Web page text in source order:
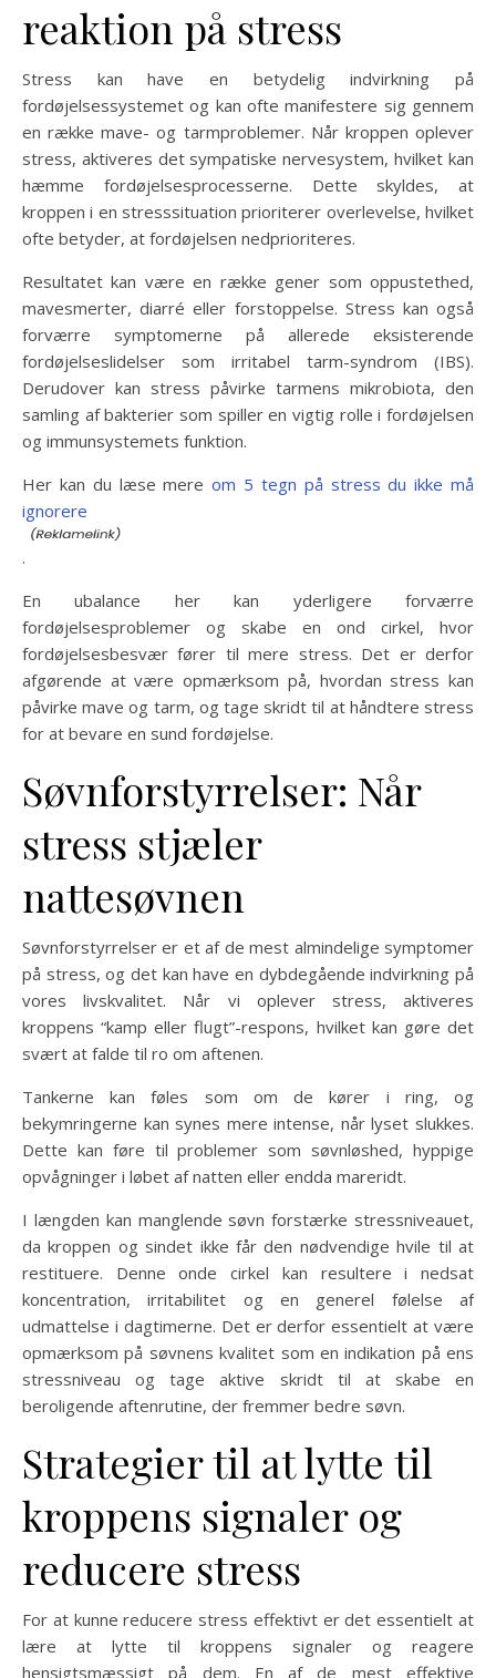
reaktion på stress
Stress kan have en betydelig indvirkning på
fordøjelsessystemet og kan ofte manifestere sig gennem
en række mave- og tarmproblemer. Når kroppen oplever
stress, aktiveres det sympatiske nervesystem, hvilket kan
hæmme fordøjelsesprocesserne. Dette skyldes, at
kroppen i en stresssituation prioriterer overlevelse, hvilket
ofte betyder, at fordøjelsen nedprioriteres.
Resultatet kan være en række gener som oppustethed,
mavesmerter, diarré eller forstoppelse. Stress kan også
forværre symptomerne på allerede eksisterende
fordøjelseslidelser som irritabel tarm-syndrom (IBS).
Derudover kan stress påvirke tarmens mikrobiota, den
samling af bakterier som spiller en vigtig rolle i fordøjelsen
og immunsystemets funktion.
Her kan du læse mereom 5 tegn på stress du ikke må
ignorere
.
En ubalance her kan yderligere forværre
fordøjelsesproblemer og skabe en ond cirkel, hvor
fordøjelsesbesvær fører til mere stress. Det er derfor
afgørende at være opmærksom på, hvordan stress kan
påvirke mave og tarm, og tage skridt til at håndtere stress
for at bevare en sund fordøjelse.
Søvnforstyrrelser: Når
stress stjæler
nattesøvnen
Søvnforstyrrelser er et af de mest almindelige symptomer
på stress, og det kan have en dybdegående indvirkning på
vores livskvalitet. Når vi oplever stress, aktiveres
kroppens “kamp eller flugt”-respons, hvilket kan gøre det
svært at falde til ro om aftenen.
Tankerne kan føles som om de kører i ring, og
bekymringerne kan synes mere intense, når lyset slukkes.
Dette kan føre til problemer som søvnløshed, hyppige
opvågninger i løbet af natten eller endda mareridt.
I længden kan manglende søvn forstærke stressniveauet,
da kroppen og sindet ikke får den nødvendige hvile til at
restituere. Denne onde cirkel kan resultere i nedsat
koncentration, irritabilitet og en generel følelse af
udmattelse i dagtimerne. Det er derfor essentielt at være
opmærksom på søvnens kvalitet som en indikation på ens
stressniveau og tage aktive skridt til at skabe en
beroligende aftenrutine, der fremmer bedre søvn.
Strategier til at lytte til
kroppens signaler og
reducere stress
For at kunne reducere stress effektivt er det essentielt at
lære at lytte til kroppens signaler og reagere
hensigtsmæssigt på dem. En af de mest effektive